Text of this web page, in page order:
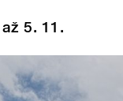
5. 11.